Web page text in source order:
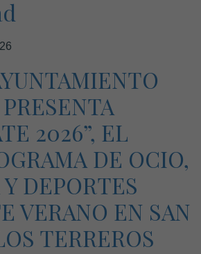
2026”, EL
DE OCIO,
DEPORTES
VERANO EN SAN
TERREROS